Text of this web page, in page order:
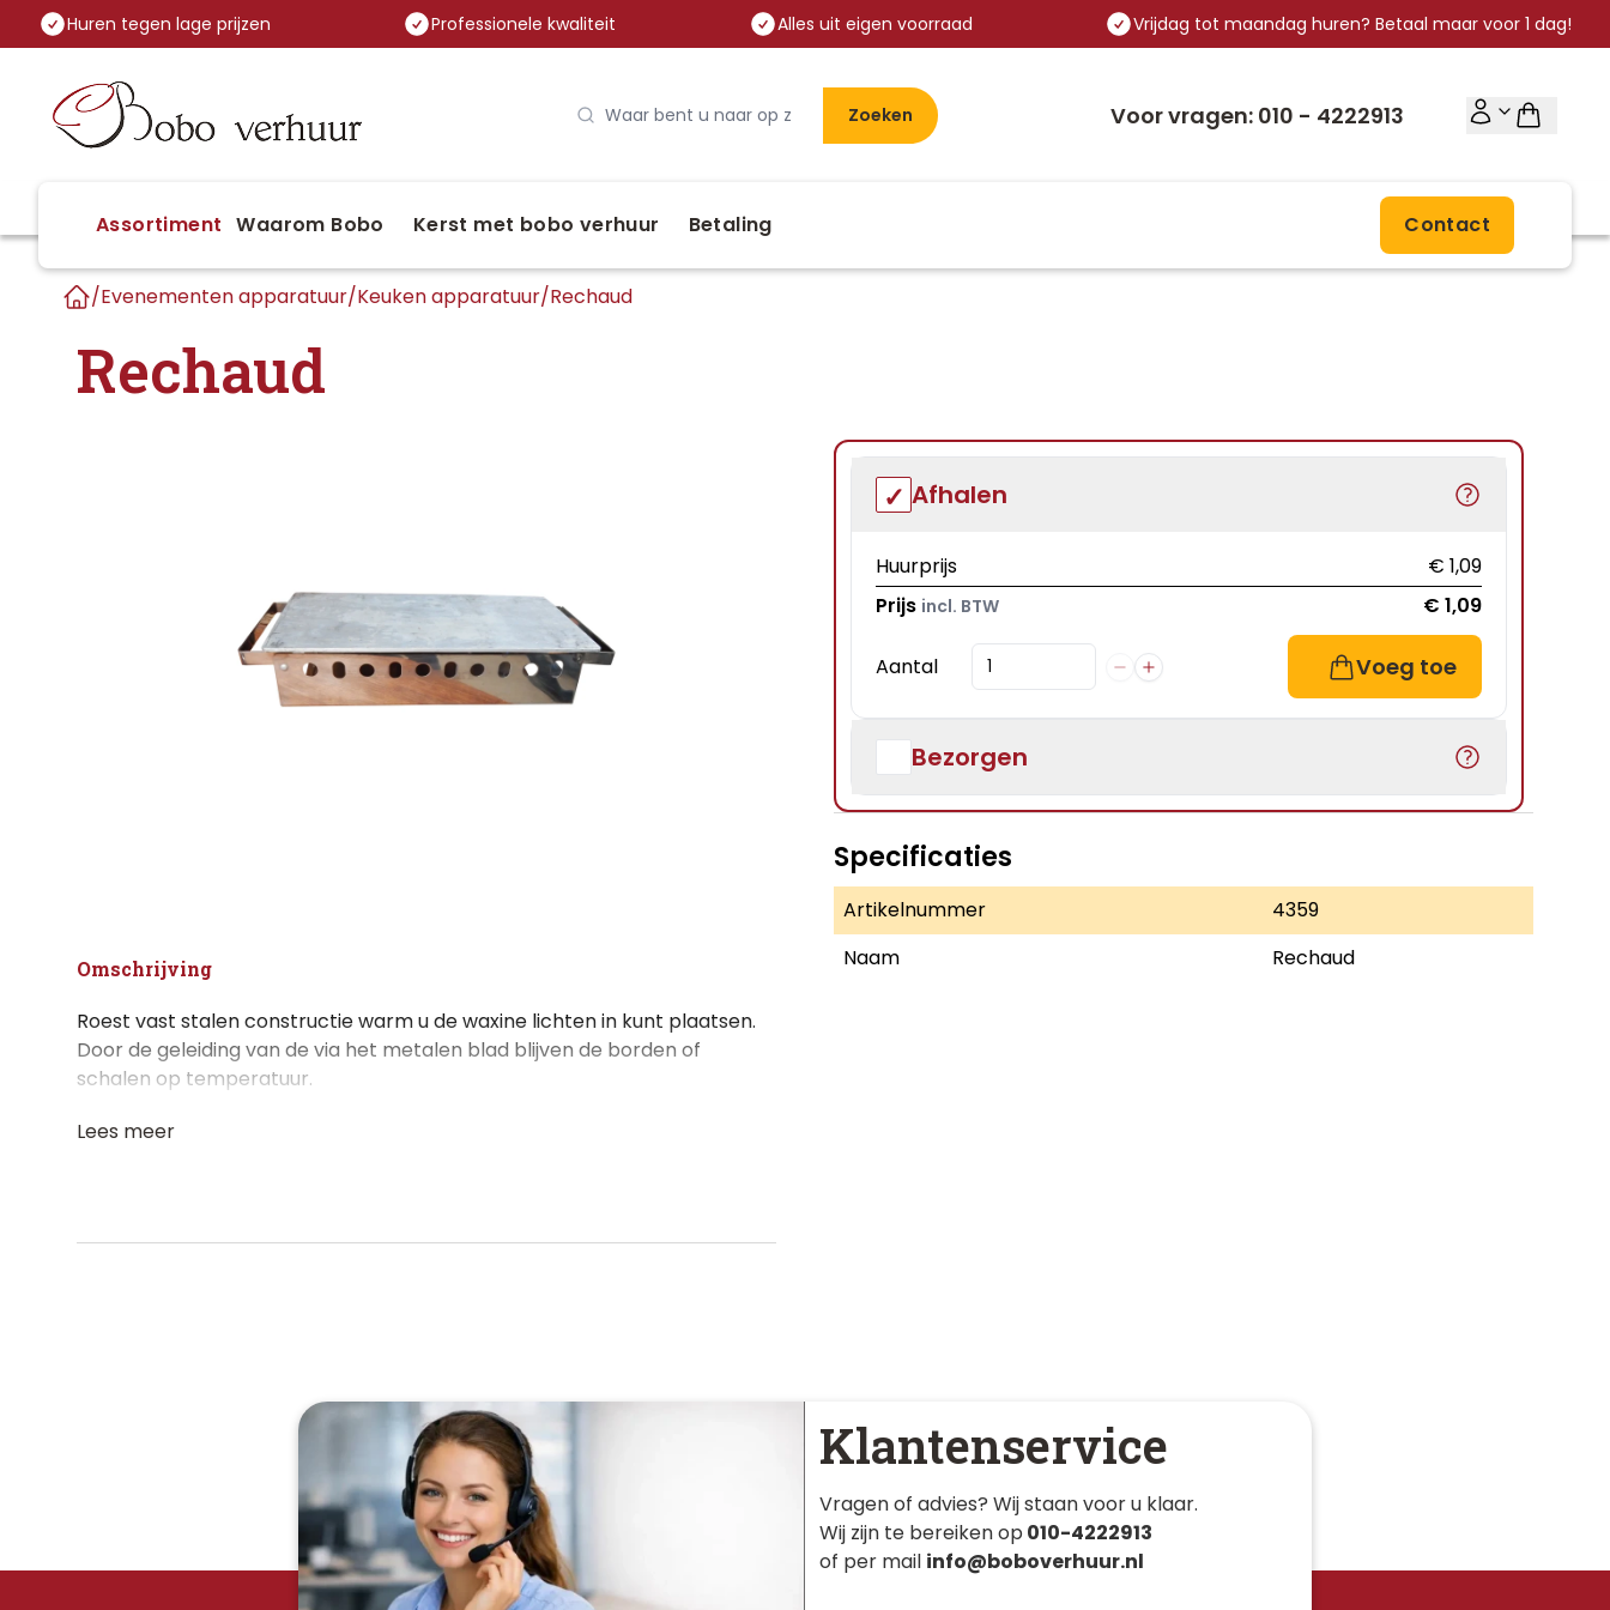
Huren tegen lage prijzen Professionele kwaliteit Alles uit eigen voorraad Vrijdag tot maandag huren? Betaal maar voor 1 dag!
Zoeken Voor vragen: 010 - 4222913
Assortiment Waarom Bobo Kerst met bobo verhuur Betaling Contact
/Evenementen apparatuur/Keuken apparatuur/Rechaud
Rechaud
Omschrijving
Roest vast stalen constructie warm u de waxine lichten in kunt plaatsen.
Door de geleiding van de via het metalen blad blijven de borden of
schalen op temperatuur.
Lees meer
Afhalen
Huurprijs
€ 1,09
Prijs incl. BTW € 1,09
Aantal Voeg toe
Bezorgen
Specificaties
Artikelnummer
4359
Naam
Rechaud
Klantenservice
Vragen of advies? Wij staan voor u klaar.
Wij zijn te bereiken op 010-4222913
of per mail info@boboverhuur.nl